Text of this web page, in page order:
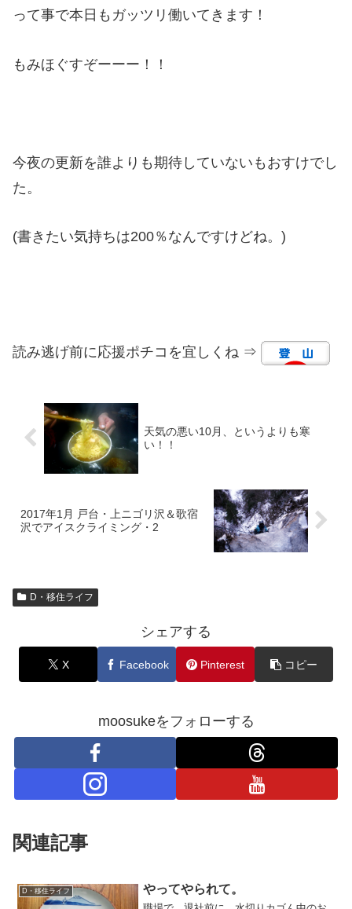
って事で本日もガッツリ働いてきます！
もみほぐすぞーーー！！
今夜の更新を誰よりも期待していないもおすけでし
た。
(書きたい気持ちは200％なんですけどね。)
読み逃げ前に応援ポチコを宜しくね ⇒
天気の悪い10月、というよりも寒
い！！
2017年1月 戸台・上ニゴリ沢＆歌宿
沢でアイスクライミング・2
D・移住ライフ
シェアする
X Facebook Pinterest コピー
moosukeをフォローする
関連記事
D・移住ライフ やってやられて。